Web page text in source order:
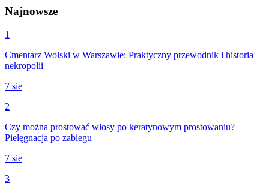
Najnowsze
1
Cmentarz Wolski w Warszawie: Praktyczny przewodnik i historia
nekropolii
7 sie
2
Czy można prostować włosy po keratynowym prostowaniu?
Pielęgnacja po zabiegu
7 sie
3